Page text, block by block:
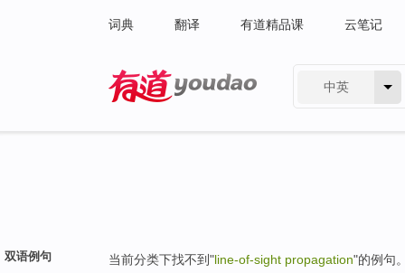
词典 翻译 有道精品课 云笔记
中英
双语例句 当前分类下找不到"line-of-sight propagation"的例句